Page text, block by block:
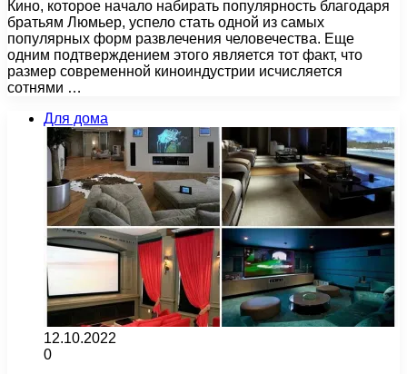
Кино, которое начало набирать популярность благодаря
братьям Люмьер, успело стать одной из самых
популярных форм развлечения человечества. Еще
одним подтверждением этого является тот факт, что
размер современной киноиндустрии исчисляется
сотнями …
Для дома
12.10.2022
0